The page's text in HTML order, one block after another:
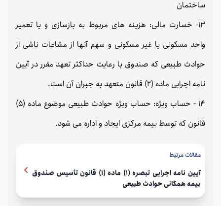
ساختمان
13- خسارت مالی: هزینه های مربوط به بازسازی و یا تعمیر
واحد مسکونی یا غیر مسکونی و سهم آنها از مشاعات ناشی از
حوادث طبیعی که صندوق با رعایت حداکثر تعهد مقرر در آیین
نامه اجرایی ماده (2) قانون متعهد به جبران آن است.
14 - حساب ویژه: حساب ویژه حوادث طبیعی موضوع ماده (5)
قانون که توسط بیمه مرکزی ایجاد و اداره می شود.
مقالات مرتبط
آیین نامه اجرایی تبصره (1) ماده (1) قانون تأسیس صندوق
بیمه همگانی حوادث طبیعی